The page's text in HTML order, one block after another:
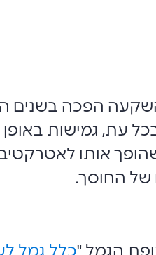
הפכה בשנים
בכל עת, גמישות
מה שהופך אותו
של החוסך.